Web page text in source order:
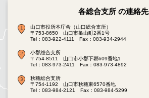
各総合支所 の連絡先
山口市役所本庁舎（山口総合支所）
〒753-8650 山口市亀山町2番1号
Tel：083-922-4111
Fax：083-934-2944
小郡総合支所
〒754-8511 山口市小郡下郷609番地1
Tel：083-973-2411
Fax：083-973-4892
秋穂総合支所
〒754-1192 山口市秋穂東6570番地
Tel：083-984-2121
Fax：083-984-5299